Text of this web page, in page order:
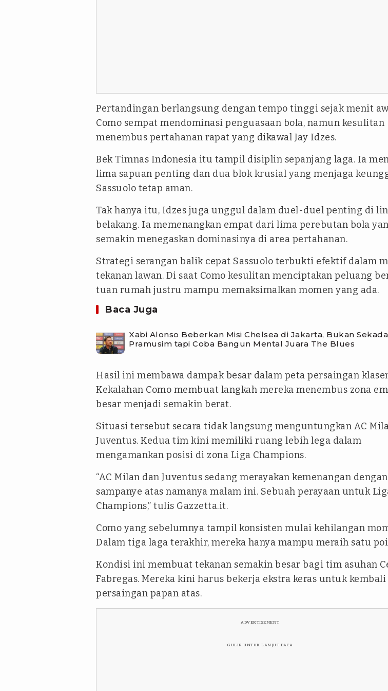
Pertandingan berlangsung dengan tempo tinggi sejak menit
Como sempat mendominasi penguasaan bola, namun kesulitan
menembus pertahanan rapat yang dikawal Jay Idzes.
Bek Timnas Indonesia itu tampil disiplin sepanjang laga. Ia
lima sapuan penting dan dua blok krusial yang menjaga
Sassuolo tetap aman.
Tak hanya itu, Idzes juga unggul dalam duel-duel penting di
belakang. Ia memenangkan empat dari lima perebutan bola
semakin menegaskan dominasinya di area pertahanan.
Strategi serangan balik cepat Sassuolo terbukti efektif dalam
tekanan lawan. Di saat Como kesulitan menciptakan peluang
tuan rumah justru mampu memaksimalkan momen yang ada.
Baca Juga
Xabi Alonso Beberkan Misi Chelsea di Jakarta, Bukan
Pramusim tapi Coba Bangun Mental Juara The Blues
Hasil ini membawa dampak besar dalam peta persaingan
Kekalahan Como membuat langkah mereka menembus zona
besar menjadi semakin berat.
Situasi tersebut secara tidak langsung menguntungkan AC
Juventus. Kedua tim kini memiliki ruang lebih lega dalam
mengamankan posisi di zona Liga Champions.
“AC Milan dan Juventus sedang merayakan kemenangan dengan
sampanye atas namanya malam ini. Sebuah perayaan untuk
Champions,” tulis Gazzetta.it.
Como yang sebelumnya tampil konsisten mulai kehilangan
Dalam tiga laga terakhir, mereka hanya mampu meraih satu
Kondisi ini membuat tekanan semakin besar bagi tim asuhan
Fabregas. Mereka kini harus bekerja ekstra keras untuk
persaingan papan atas.
ADVERTISEMENT
GULIR UNTUK LANJUT BACA